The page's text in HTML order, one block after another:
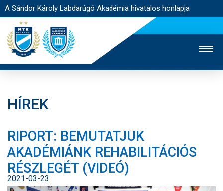
A Sándor Károly Labdarúgó Akadémia hivatalos honlapja
JEGYÉRTÉKESÍTÉS
WEBSHOP
EGYESÜLET
KAPCSOLAT
NYITÓLAP
HÍREK
RIPORT: BEMUTATJUK
AKADÉMIÁNK REHABILITÁCIÓS
RÉSZLEGÉT (VIDEÓ)
2021-03-23